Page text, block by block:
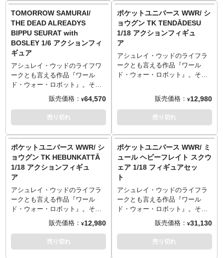
・1x D.A.G.R Undersuit
・1x Pair of Faux Leather
Astronaut Boots (Left + Right)
・1x Control Panel Chest Pack
・1x Back Pack with 5x
Pouches
・1x Back Tank
・3x Hoses
・4x Sunday Roast 12.5mm
Pistols
・2x Side Pouch with Holster
・2x Front Pouch
・1x Large Back Pouch with
・1x UV Figure Stand
Materials
・PVC, ABS, POM, FABRIC
※本商品以外は付属しません。
Details include Sword, Reigns,
Saddle, Chains
*Some assembly may be
required
·All new NOM Helmet Sculpt!
·Desert Battle Motif with detailed
weathering and finely tailored
outfit
·Real Leather Duster with
detachable Pack
·25 Points of Articulation
·Assorted weapons including all
new Brown and Brown Bulldog
·UV Body designed by Ashley
Wood
·1x NOM De Tabernas Head with
Hose
·1x 12” Articulated UV body
·4x Pair of Hands (Relaxed, Fist,
Weapon Holding x2) (Left +
Right)
·1x Pair of Weathered Faux
Leather Boots (Left + Right)
·1x Real Leather Duster with
Belt
·1x Small Pouch
Weekend Adventure out-fit
designed by Ashley Wood and
Siuyin
Female Underverse Body
designed by Ashley Wood
Includes:
1x 11.8” Articulated UV Body
1x Weekend Adventure T-Shirt
1x Skinny Jeans
1x Nabler Bag with Strap
– 2x Relaxed, 2x Splayed, 2x
Pointer
1x Pair of Yellow Heels
1x Underverse Stand with Base
Materials:
PVC, ABS, FABRIC
バーサイズコートをはじめ、全
体がブラックをベースにデザイ
ンされスタイリッシュなデザイ
ンにまとめられていながらも、2
種の異なるヘッドパーツにより
全然違う雰囲気をかもし出すア
ソビ心あるアイテムになってい
ます。
・T-ACHATヘッド
・Mr.71ヘッド
・12インチのボディ×1
・パフィベスト
・タートルネックセーター
・ハンドパーツ
・スニーカー
・パンツ
・ネックレス
・フィギュアスタンド
パスハ、パンダの着ぐるみコス
チューム、黒のランジェリーが
オシャレ。
The World of Isobelle Pascha
created by T.P.Louise
1/6th Scale Collectible Figure
25 Points of Articulation
Finely tailored and detailed
Panda Play Poncho and Lingerie
Wood and Siuyin
Female Underverse Body
designed by Ashley Wood
Includes:
1x 11.8” Articulated UV Body
1x Newly designed Isobelle
Pascha Head
3x Pairs of Hands (Left + Right)
– 2x Relaxed, 2x Splayed, 2x
TOMORROW SAMURAI/
THE DEAD ALREADYS
BIPPU SEURAT with
BOSLEY 1/6 アクションフィ
ギュア
アシュレイ・ウッドのライフワ
ークとも言える作品『ワール
ド・ウォー・ロボット』。その
キャラクターを「ポケットユニ
バース」シリーズとして展開し
ているUnderverseに、今度は1/6
スケールの新作アクションフィ
トゥモローサムライ」としてデ
ッドオールレディーズ「BIPPU
SEURAT」とボズレーのセット
が登場。長剣「Goro Sword」に
ハンドガンの武器系統に、ハン
ドパーツが付属し、アシュレ
イ・ウッドがデザインしたUV素
販売価格： ¥64,570
売り切れ
ポケットユニバース WWR/ シ
ョウグン TK TENDĀDESU
1/18 アクションフィギュ
ア
アシュレイ・ウッドのライフラ
ークとも言える作品『ワール
ド・ウォー・ロボット』。その
ユニバース」シリーズとしてア
クションフィギュアをリリース
します。ABSとPVCのマルチマ
テリアルで1/18スケール（ポケ
チとなった本体に、全身複数個
所に可動を設けて、簡単なポー
ジングが可能。代名詞ともなっ
たウェザリングも追加し「歴戦
の機体」を演出します。
販売価格： ¥12,980
売り切れ
ポケットユニバース WWR/ シ
ョウグン TK HEBUNKATTĀ
1/18 アクションフィギュ
ア
アシュレイ・ウッドのライフラ
ークとも言える作品『ワール
ド・ウォー・ロボット』。その
中からUnderverseが「ポケット
ユニバース」シリーズとしてア
クションフィギュアをリリース
します。ABSとPVCのマルチマ
販売価格： ¥12,980
売り切れ
ポケットユニバース WWR/ ミ
ュール ヘビーフレイト スクウ
ェア 1/18 フィギュアセッ
ト
アシュレイ・ウッドのライフラ
ークとも言える作品『ワール
ド・ウォー・ロボット』。その
中からUnderverseが「ポケット
ユニバース」シリーズとしてア
クションフィギュアをリリース
します。ABSとPVCのマルチマ
販売価格： ¥31,130
売り切れ